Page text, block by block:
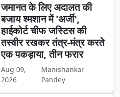
जमानत के लिए अदालत की
बजाय श्मशान में 'अर्जी',
हाईकोर्ट चीफ जस्टिस की
तस्वीर रखकर तंत्र-मंत्र करते
एक पकड़ाया, तीन फरार
Aug 09,
2026
Manishankar
Pandey